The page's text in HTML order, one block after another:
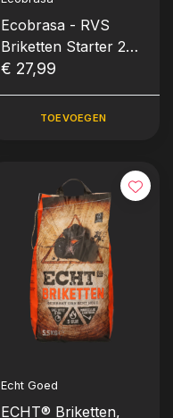
Ecobrasa - RVS
Briketten Starter 2
kilo
€ 27,99
TOEVOEGEN
Echt Goed
ECHT® Briketten,